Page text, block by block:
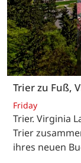
Trier zu Fuß,
Friday
Trier. Virginia
Trier
ihres neuen